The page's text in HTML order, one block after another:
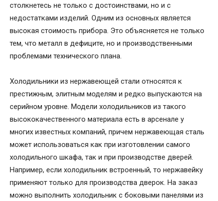
столкнетесь не только с достоинствами, но и с
недостатками изделий. Одним из основных является
высокая стоимость прибора. Это объясняется не только
тем, что металл в дефиците, но и производственными
проблемами технического плана.
Холодильники из нержавеющей стали относятся к
престижным, элитным моделям и редко выпускаются на
серийном уровне. Модели холодильников из такого
высококачественного материала есть в арсенале у
многих известных компаний, причем нержавеющая сталь
может использоваться как при изготовлении самого
холодильного шкафа, так и при производстве дверей.
Например, если холодильник встроенный, то нержавейку
применяют только для производства дверок. На заказ
можно выполнить холодильник с боковыми панелями из